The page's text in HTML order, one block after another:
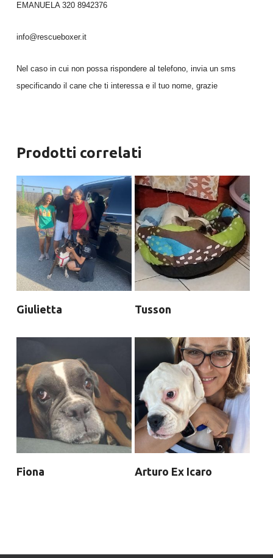
EMANUELA 320 8942376
info@rescueboxer.it
Nel caso in cui non possa rispondere al telefono, invia un sms
specificando il cane che ti interessa e il tuo nome, grazie
Prodotti correlati
Giulietta Tusson
Fiona Arturo Ex Icaro